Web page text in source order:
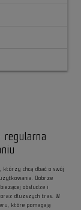
regularna
chcą dbać o swój
Dobrze
obsłudze i
dłuższych tras. W
które pomagają